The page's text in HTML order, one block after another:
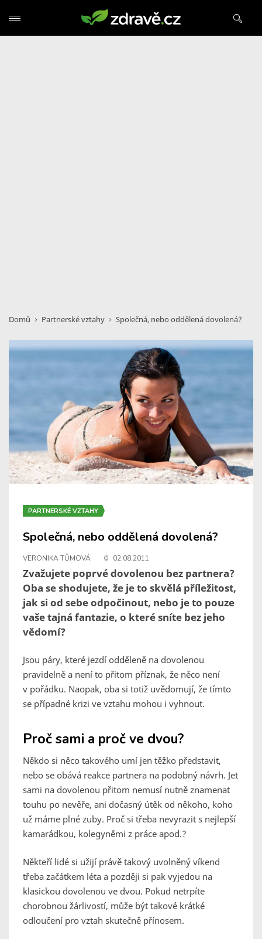
Domů Partnerské vztahy Společná, nebo oddělená dovolená?
PARTNERSKÉ VZTAHY
Společná, nebo oddělená dovolená?
VERONIKA TŮMOVÁ 02.08.2011
Zvažujete poprvé dovolenou bez partnera?
Oba se shodujete, že je to skvělá příležitost,
jak si od sebe odpočinout, nebo je to pouze
vaše tajná fantazie, o které sníte bez jeho
vědomí?
Jsou páry, které jezdí odděleně na dovolenou
pravidelně a není to přitom příznak, že něco není
v pořádku. Naopak, oba si totiž uvědomují, že tímto
se případné krizi ve vztahu mohou i vyhnout.
Proč sami a proč ve dvou?
Někdo si něco takového umí jen těžko představit,
nebo se obává reakce partnera na podobný návrh. Jet
sami na dovolenou přitom nemusí nutně znamenat
touhu po nevěře, ani dočasný útěk od někoho, koho
už máme plné zuby. Proč si třeba nevyrazit s nejlepší
kamarádkou, kolegyněmi z práce apod.?
Někteří lidé si užijí právě takový uvolněný víkend
třeba začátkem léta a později si pak vyjedou na
klasickou dovolenou ve dvou. Pokud netrpíte
chorobnou žárlivostí, může být takové krátké
odloučení pro vztah skutečně přínosem.